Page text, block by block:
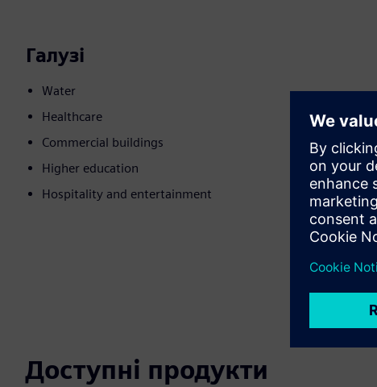
Галузі
Water
Healthcare
Commercial buildings
Higher education
Hospitality and entertainment
Доступні продукти